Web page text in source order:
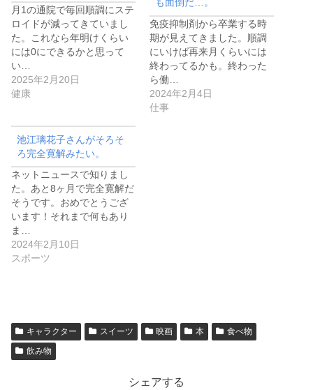
月1の通院で毎回順調にステ
ロイドが減ってきていまし
た。これなら年明けくらい
には0にできるかと思って
い…
2025年2月20日
健康
免疫抑制剤から卒業する時
期が見えてきました。順調
にいけば再来月くらいには
終わってるかも。終わった
ら働…
2024年2月4日
仕事
池江璃花子さんがそろそ
ろ完全寛解みたい。
ネットニュースで知りまし
た。あと8ヶ月で完全寛解だ
そうです。おめでとうござ
います！それまで何もあり
ま…
2024年2月10日
スポーツ
キャラクター スイーツ 映画 本
食べ物
飲み物
シェアする